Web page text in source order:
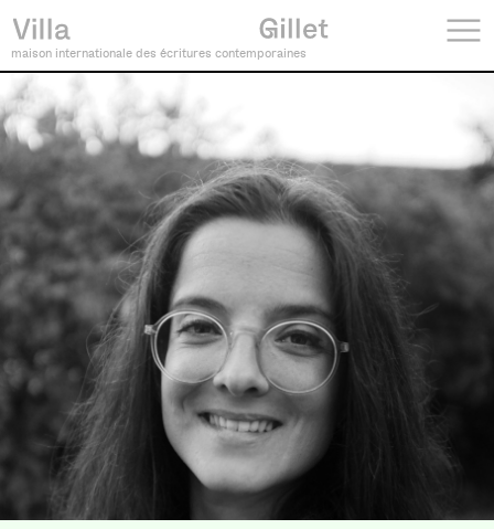
maison internationale des écritures contemporaines